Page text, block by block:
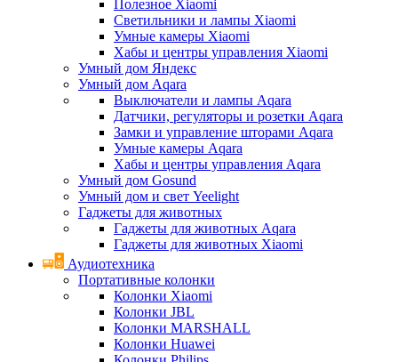
Полезное Xiaomi
Светильники и лампы Xiaomi
Умные камеры Xiaomi
Хабы и центры управления Xiaomi
Умный дом Яндекс
Умный дом Aqara
Выключатели и лампы Aqara
Датчики, регуляторы и розетки Aqara
Замки и управление шторами Aqara
Умные камеры Aqara
Хабы и центры управления Aqara
Умный дом Gosund
Умный дом и свет Yeelight
Гаджеты для животных
Гаджеты для животных Aqara
Гаджеты для животных Xiaomi
Аудиотехника
Портативные колонки
Колонки Xiaomi
Колонки JBL
Колонки MARSHALL
Колонки Huawei